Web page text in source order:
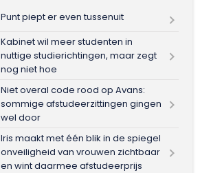
Punt piept er even tussenuit
Kabinet wil meer studenten in
nuttige studierichtingen, maar zegt
nog niet hoe
Niet overal code rood op Avans:
sommige afstudeerzittingen gingen
wel door
Iris maakt met één blik in de spiegel
onveiligheid van vrouwen zichtbaar
en wint daarmee afstudeerprijs